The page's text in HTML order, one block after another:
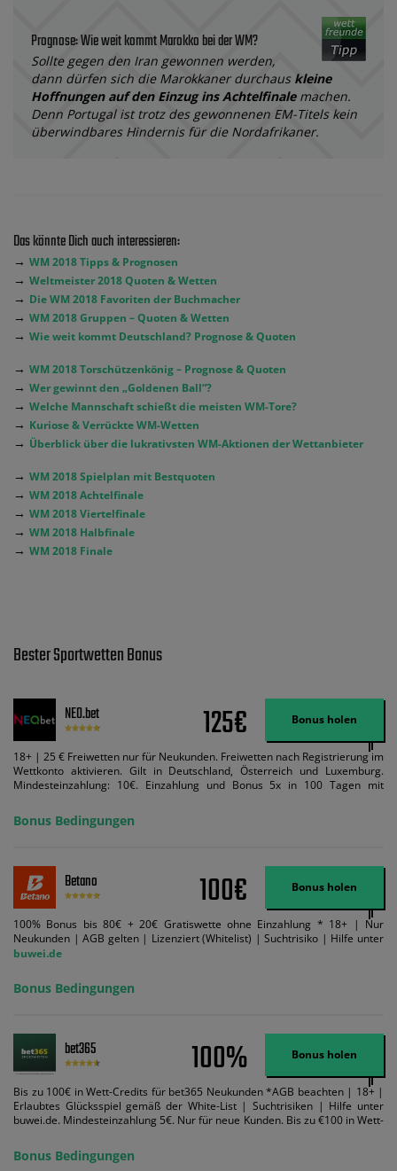
Prognose: Wie weit kommt Marokko bei der WM?
Sollte gegen den Iran gewonnen werden,
dann dürfen sich die Marokkaner durchaus kleine
Hoffnungen auf den Einzug ins Achtelfinalemachen.
Denn Portugal ist trotz des gewonnenen EM-Titels kein
überwindbares Hindernis für die Nordafrikaner.
Das könnte Dich auch interessieren:
→ WM 2018 Tipps & Prognosen
→ Weltmeister 2018 Quoten & Wetten
→ Die WM 2018 Favoriten der Buchmacher
→ WM 2018 Gruppen – Quoten & Wetten
→ Wie weit kommt Deutschland? Prognose & Quoten
→ WM 2018 Torschützenkönig – Prognose & Quoten
→ Wer gewinnt den „Goldenen Ball“?
→ Welche Mannschaft schießt die meisten WM-Tore?
→ Kuriose & Verrückte WM-Wetten
→ Überblick über die lukrativsten WM-Aktionen der Wettanbieter
→ WM 2018 Spielplan mit Bestquoten
→ WM 2018 Achtelfinale
→ WM 2018 Viertelfinale
→ WM 2018 Halbfinale
→ WM 2018 Finale
Bester Sportwetten Bonus
NEO.bet 125€ Bonus holen
18+ | 25 € Freiwetten nur für Neukunden. Freiwetten nach Registrierung im
Wettkonto aktivieren. Gilt in Deutschland, Österreich und Luxemburg.
Mindesteinzahlung: 10€. Einzahlung und Bonus 5x in 100 Tagen mit
Bedingungen können geändert werden. AGB gelten. Lizenziert; Hilfe bei
Suchtrisiken: buwei.de.
Bonus Bedingungen
Betano 100€ Bonus holen
100% Bonus bis 80€ + 20€ Gratiswette ohne Einzahlung * 18+ | Nur
Neukunden | AGB gelten | Lizenziert (Whitelist) | Suchtrisiko | Hilfe unter
buwei.de
Bonus Bedingungen
bet365 100% Bonus holen
Bis zu 100€ in Wett-Credits für bet365 Neukunden *AGB beachten | 18+ |
Erlaubtes Glücksspiel gemäß der White-List | Suchtrisiken | Hilfe unter
buwei.de. Mindesteinzahlung 5€. Nur für neue Kunden. Bis zu €100 in Wett-
ein und wir geben Ihnen die entsprechende qualifizierende Einzahlung in
Wett-Credits, wenn Sie qualifizierende Wetten im gleichen Wert platzieren
Bonus Bedingungen